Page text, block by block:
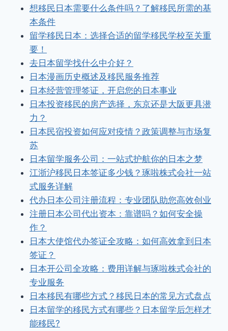
想移民日本需要什么条件吗？了解移民所需的基
本条件
留学移民日本：选择合适的留学移民学校至关重
要！
去日本留学找什么中介好？
日本漫画历史概述及移民服务推荐
日本经营管理签证，开启您的日本事业
日本投资移民的房产选择，东京还是大阪更具潜
力？
日本民宿投资如何应对疫情？政策调整与市场复
苏
日本留学服务公司：一站式护航你的日本之梦
江浙沪移民日本签证多少钱？琢啦株式会社一站
式服务详解
代办日本公司注册流程：专业团队助您高效创业
注册日本公司代出资本：靠谱吗？如何安全操
作？
日本大使馆代办签证全攻略：如何高效拿到日本
签证？
日本开公司全攻略：费用详解与琢啦株式会社的
专业服务
日本移民有哪些方式？移民日本的常见方式盘点
日本留学的移民方式有哪些？日本留学后怎样才
能移民?